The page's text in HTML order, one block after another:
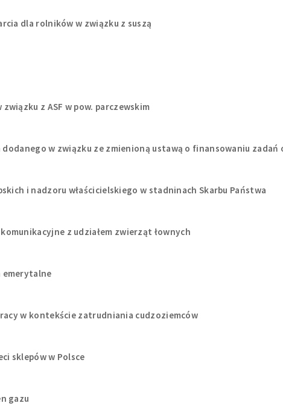
dla rolników w związku z suszą
z ASF w pow. parczewskim
w związku ze zmienioną ustawą o finansowaniu zadań
i nadzoru właścicielskiego w stadninach Skarbu Państwa
z udziałem zwierząt łownych
emerytalne
w kontekście zatrudniania cudzoziemców
sklepów w Polsce
gazu